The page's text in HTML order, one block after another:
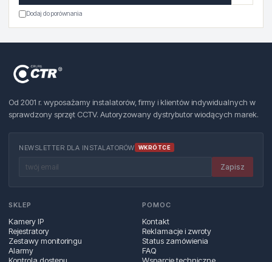
Dodaj do porównania
Od 2001 r. wyposażamy instalatorów, firmy i klientów indywidualnych w
sprawdzony sprzęt CCTV. Autoryzowany dystrybutor wiodących marek.
NEWSLETTER DLA INSTALATORÓW WKRÓTCE
Zapisz
SKLEP
Kamery IP
Rejestratory
Zestawy monitoringu
Alarmy
POMOC
Kontakt
Reklamacje i zwroty
Status zamówienia
FAQ